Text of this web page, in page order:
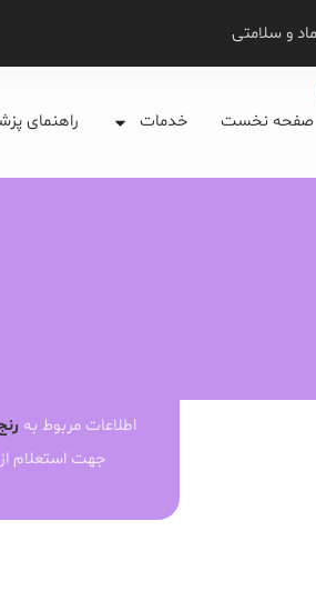
و سلامتی
صفحه نخست خدمات راهنمای
اطلاعات مربوط به
جهت استعلام از